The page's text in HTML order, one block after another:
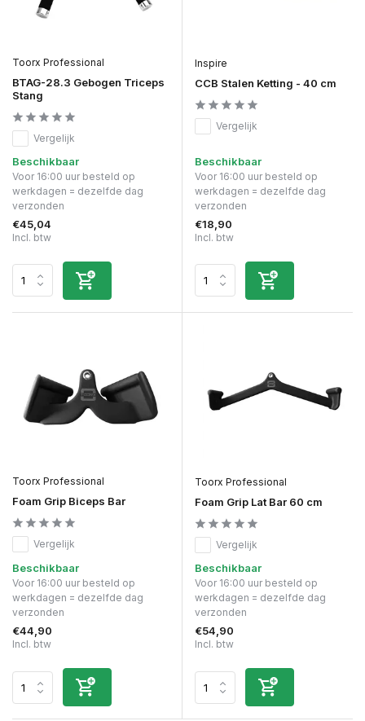
Toorx Professional
BTAG-28.3 Gebogen Triceps
Stang
Vergelijk
Beschikbaar
Voor 16:00 uur besteld op
werkdagen = dezelfde dag
verzonden
€45,04
Incl. btw
Inspire
CCB Stalen Ketting - 40 cm
Vergelijk
Beschikbaar
Voor 16:00 uur besteld op
werkdagen = dezelfde dag
verzonden
€18,90
Incl. btw
Toorx Professional
Foam Grip Biceps Bar
Vergelijk
Beschikbaar
Voor 16:00 uur besteld op
werkdagen = dezelfde dag
verzonden
€44,90
Incl. btw
Toorx Professional
Foam Grip Lat Bar 60 cm
Vergelijk
Beschikbaar
Voor 16:00 uur besteld op
werkdagen = dezelfde dag
verzonden
€54,90
Incl. btw